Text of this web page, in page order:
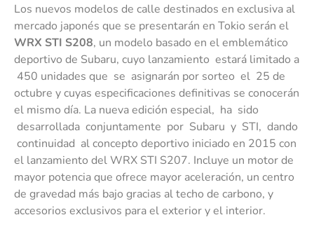
Los nuevos modelos de calle destinados en exclusiva al
mercado japonés que se presentarán en Tokio serán el
WRX STI S208, un modelo basado en el emblemático
deportivo de Subaru, cuyo lanzamiento estará limitado a
450 unidades que se asignarán por sorteo el 25 de
octubre y cuyas especificaciones definitivas se conocerán
el mismo día. La nueva edición especial, ha sido
desarrollada conjuntamente por Subaru y STI, dando
continuidad al concepto deportivo iniciado en 2015 con
el lanzamiento del WRX STI S207. Incluye un motor de
mayor potencia que ofrece mayor aceleración, un centro
de gravedad más bajo gracias al techo de carbono, y
accesorios exclusivos para el exterior y el interior.